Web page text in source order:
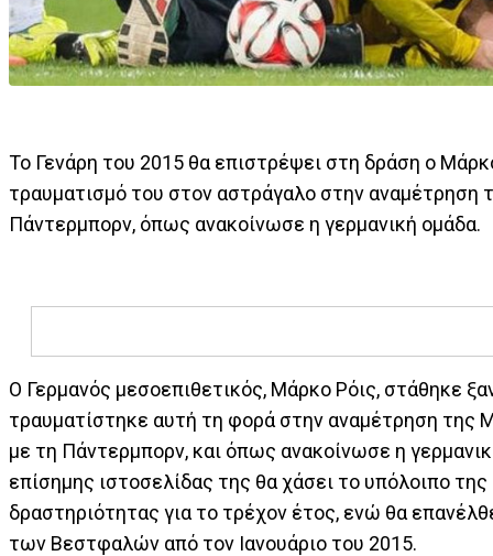
Το Γενάρη του 2015 θα επιστρέψει στη δράση ο
τραυματισμό του στον αστράγαλο στην αναμέτρηση
Πάντερμπορν, όπως ανακοίνωσε η γερμανική ομάδα.
Ο Γερμανός μεσοεπιθετικός, Μάρκο Ρόις, στάθηκε
τραυματίστηκε αυτή τη φορά στην αναμέτρηση της
με τη Πάντερμπορν, και όπως ανακοίνωσε η
επίσημης ιστοσελίδας της θα χάσει το υπόλοιπο
δραστηριότητας για το τρέχον έτος, ενώ θα
των Βεστφαλών από τον Ιανουάριο του 2015.